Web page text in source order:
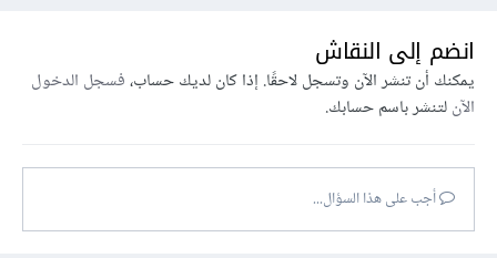
انضم إلى النقاش
يمكنك أن تنشر الآن وتسجل لاحقًا. إذا كان لديك حساب،فسجل الدخول
الآنلتنشر باسم حسابك.
أجب على هذا السؤال...